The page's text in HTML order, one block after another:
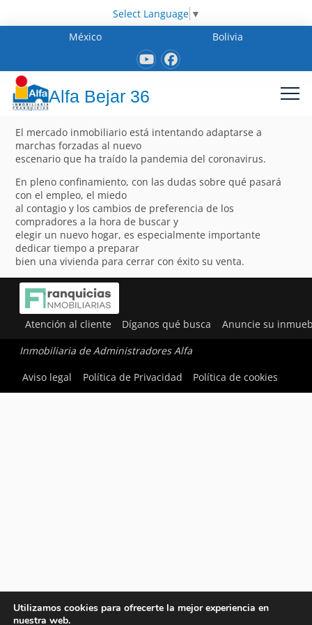
Select Language ▼
México
Bolivia
Alfa Bejar 36
El mercado inmobiliario está intentando adaptarse a
marchas forzadas al nuevo
escenario que ha traído la pandemia del coronavirus.
En pleno confinamiento, con las dudas sobre qué pasará
con el empleo, el miedo
al contagio y los cambios de preferencia de los
compradores a la hora de buscar y
elegir un nuevo hogar, es especialmente importante
dedicar tiempo a preparar
bien una vivienda para cerrar con éxito su venta.
Atención al cliente Díganos qué busca Anuncie su
Inmobiliaria de Administradores Alfa
Aviso legal
Política de Privacidad Política de cookies
Utilizamos cookies para ofrecerte la mejor experiencia en
nuestra web.